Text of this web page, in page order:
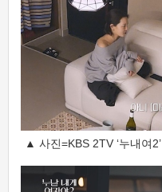
▲ 사진=KBS 2TV ‘누내여2’